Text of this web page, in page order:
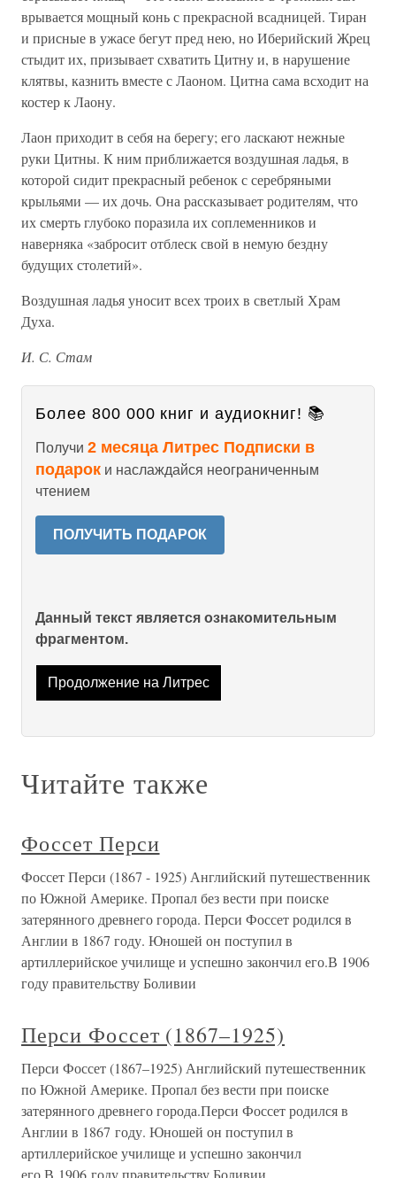
врывается мощный конь с прекрасной всадницей. Тиран
и присные в ужасе бегут пред нею, но Иберийский Жрец
стыдит их, призывает схватить Цитну и, в нарушение
клятвы, казнить вместе с Лаоном. Цитна сама всходит на
костер к Лаону.
Лаон приходит в себя на берегу; его ласкают нежные
руки Цитны. К ним приближается воздушная ладья, в
которой сидит прекрасный ребенок с серебряными
крыльями — их дочь. Она рассказывает родителям, что
их смерть глубоко поразила их соплеменников и
наверняка «забросит отблеск свой в немую бездну
будущих столетий».
Воздушная ладья уносит всех троих в светлый Храм
Духа.
И. С. Стам
Более 800 000 книг и аудиокниг! 📚
Получи 2 месяца Литрес Подписки в
подарок и наслаждайся неограниченным
чтением
ПОЛУЧИТЬ ПОДАРОК
Данный текст является ознакомительным
фрагментом.
Продолжение на Литрес
Читайте также
Фоссет Перси
Фоссет Перси (1867 - 1925) Английский путешественник
по Южной Америке. Пропал без вести при поиске
затерянного древнего города. Перси Фоссет родился в
Англии в 1867 году. Юношей он поступил в
артиллерийское училище и успешно закончил его.В 1906
году правительству Боливии
Перси Фоссет (1867–1925)
Перси Фоссет (1867–1925) Английский путешественник
по Южной Америке. Пропал без вести при поиске
затерянного древнего города.Перси Фоссет родился в
Англии в 1867 году. Юношей он поступил в
артиллерийское училище и успешно закончил